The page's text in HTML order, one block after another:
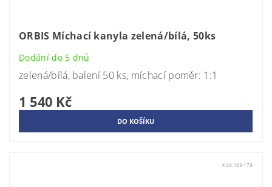
ORBIS Míchací kanyla zelená/bílá, 50ks
Dodání do 5 dnů
zelená/bílá, balení 50 ks, míchací poměr: 1:1
1 540 Kč
Kód: 169173